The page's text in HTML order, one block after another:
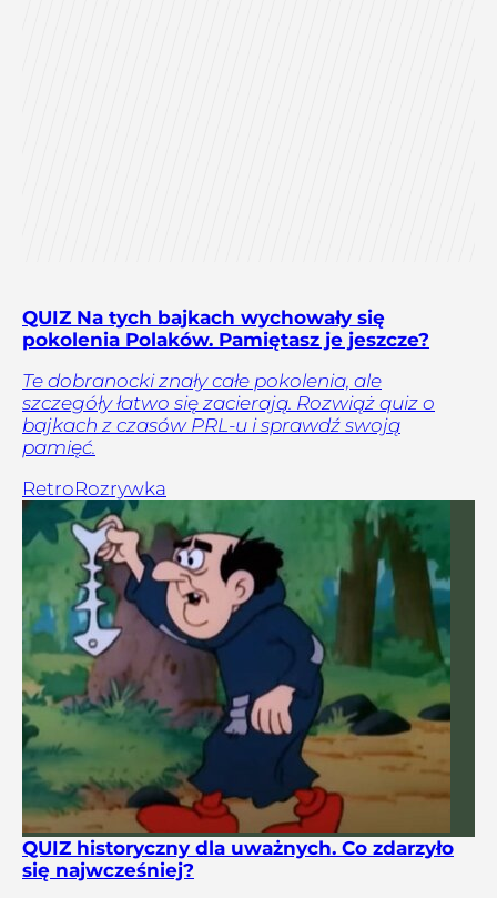
QUIZ Na tych bajkach wychowały się
pokolenia Polaków. Pamiętasz je jeszcze?
Te dobranocki znały całe pokolenia, ale
szczegóły łatwo się zacierają. Rozwiąż quiz o
bajkach z czasów PRL-u i sprawdź swoją
pamięć.
RetroRozrywka
QUIZ historyczny dla uważnych. Co zdarzyło
się najwcześniej?